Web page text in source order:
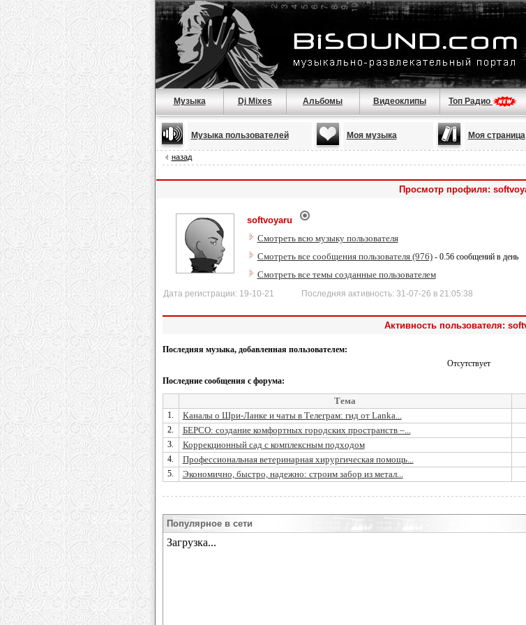
Музыка Dj Mixes Альбомы Видеоклипы Топ Радио
Музыка пользователей Моя музыка Моя страница
назад
Просмотр профиля:
softvoyaru
Смотреть всю музыку пользователя
Смотреть все сообщения пользователя (976)- 0.56 сообщений в день
Смотреть все темы созданные пользователем
Дата регистрации: 19-10-21 Последняя активность: 31-07-26 в 21:05:38
Активность пользователя:
Последняя музыка, добавленная пользователем:
Отсутствует
Последние сообщения с форума:
Тема
1. Каналы о Шри-Ланке и чаты в Телеграм: гид от Lanka...
2. БЕРСО: создание комфортных городских пространств –...
3. Коррекционный сад с комплексным подходом
4. Профессиональная ветеринарная хирургическая помощь...
5. Экономично, быстро, надежно: строим забор из метал...
Популярное в сети